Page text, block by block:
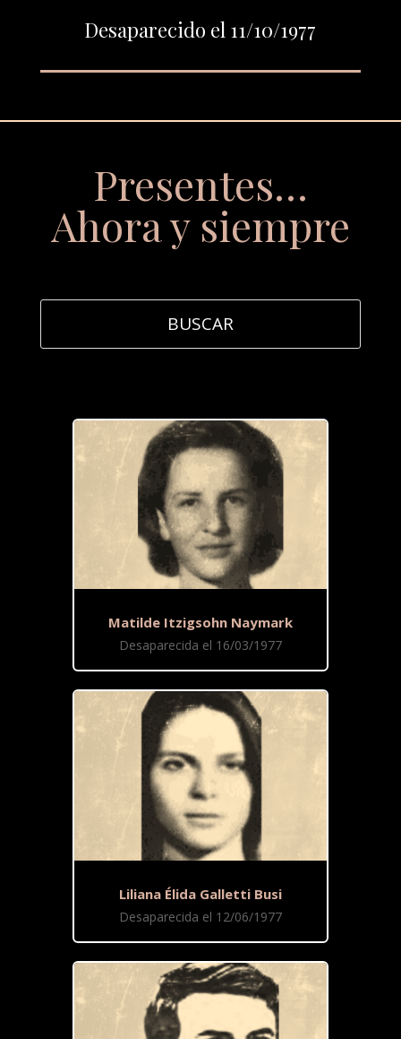
Desaparecido el 11/10/1977
Presentes…
Ahora y siempre
Matilde Itzigsohn Naymark
Desaparecida el 16/03/1977
Liliana Élida Galletti Busi
Desaparecida el 12/06/1977